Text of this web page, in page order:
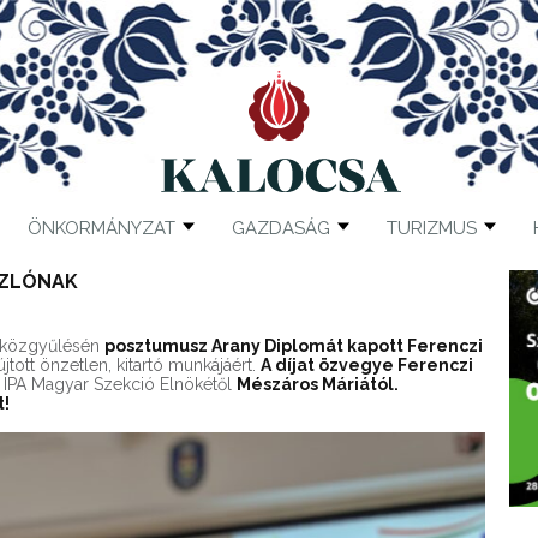
ÖNKORMÁNYZAT GAZDASÁG TURIZMUS
posztumusz Arany Diplomát kapott Ferenczi
önzetlen, kitartó munkájáért. A díjat özvegye Ferenczi
Magyar Szekció Elnökétől
Mészáros Máriától.